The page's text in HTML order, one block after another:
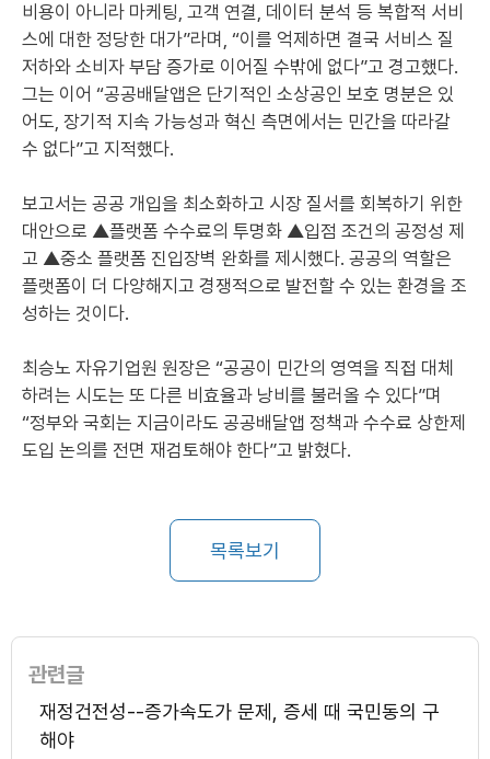
비용이 아니라 마케팅, 고객 연결, 데이터 분석 등 복합적 서비
스에 대한 정당한 대가”라며, “이를 억제하면 결국 서비스 질
저하와 소비자 부담 증가로 이어질 수밖에 없다”고 경고했다.
그는 이어 “공공배달앱은 단기적인 소상공인 보호 명분은 있
어도, 장기적 지속 가능성과 혁신 측면에서는 민간을 따라갈
수 없다”고 지적했다.
보고서는 공공 개입을 최소화하고 시장 질서를 회복하기 위한
대안으로 ▲플랫폼 수수료의 투명화 ▲입점 조건의 공정성 제
고 ▲중소 플랫폼 진입장벽 완화를 제시했다. 공공의 역할은
플랫폼이 더 다양해지고 경쟁적으로 발전할 수 있는 환경을 조
성하는 것이다.
최승노 자유기업원 원장은 “공공이 민간의 영역을 직접 대체
하려는 시도는 또 다른 비효율과 낭비를 불러올 수 있다”며
“정부와 국회는 지금이라도 공공배달앱 정책과 수수료 상한제
도입 논의를 전면 재검토해야 한다”고 밝혔다.
목록보기
관련글
재정건전성--증가속도가 문제, 증세 때 국민동의 구
해야